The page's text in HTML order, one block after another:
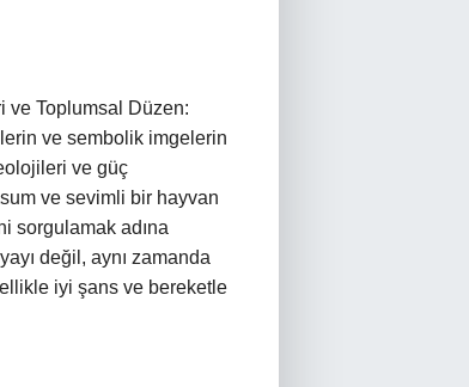
ve Toplumsal Düzen:
ve sembolik imgelerin
ve güç
ve sevimli bir hayvan
sorgulamak adına
değil, aynı zamanda
iyi şans ve bereketle